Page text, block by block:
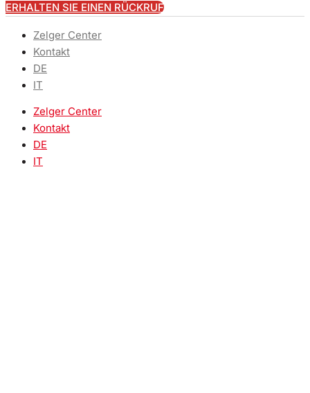
ERHALTEN SIE EINEN RÜCKRUF
Zelger Center
Kontakt
DE
IT
Zelger Center
Kontakt
DE
IT